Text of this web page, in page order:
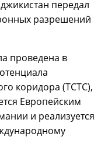
передал
разрешений
проведена в
коридора (TCTC),
Европейским
и реализуется